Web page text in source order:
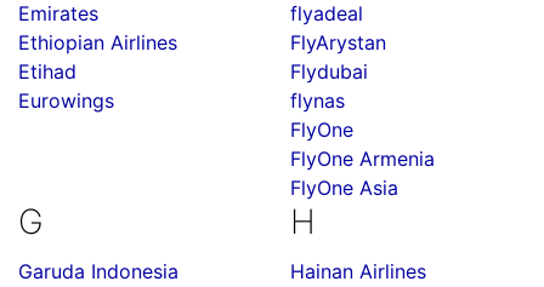
Emirates
Ethiopian Airlines
Etihad
Eurowings
flyadeal
FlyArystan
Flydubai
flynas
FlyOne
FlyOne Armenia
FlyOne Asia
G
Garuda Indonesia
H
Hainan Airlines